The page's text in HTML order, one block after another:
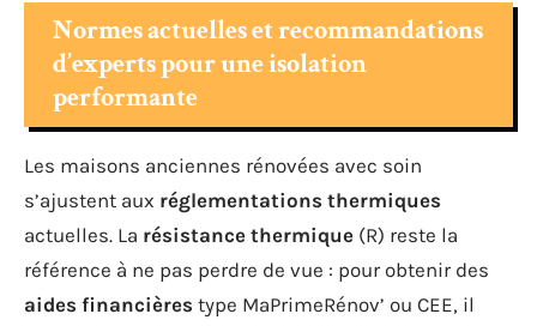
Normes actuelles et recommandations
d’experts pour une isolation
performante
Les maisons anciennes rénovées avec soin
s’ajustent aux réglementations thermiques
actuelles. La résistance thermique (R) reste la
référence à ne pas perdre de vue : pour obtenir des
aides financières type MaPrimeRénov’ ou CEE, il